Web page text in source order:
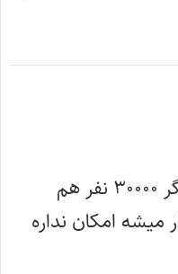
این دفعه دیگه برگزار میشه اگر ۳۰۰۰۰ نفر هم
میشه امکان نداره